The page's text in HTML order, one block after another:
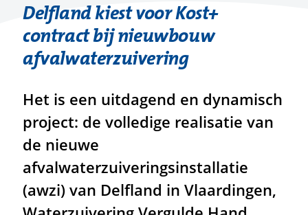
Delfland kiest voor Kost+
contract bij nieuwbouw
afvalwaterzuivering
Het is een uitdagend en dynamisch
project: de volledige realisatie van
de nieuwe
afvalwaterzuiveringsinstallatie
(awzi) van Delfland in Vlaardingen,